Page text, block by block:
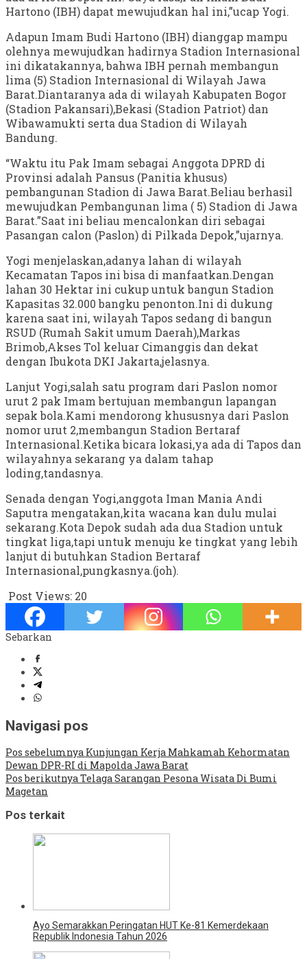
Hartono (IBH) dapat mewujudkan hal ini,”ucap Yogi.
Adapun Imam Budi Hartono (IBH) dianggap mampu
olehnya mewujudkan hadirnya Stadion Internasional
ini dikatakannya, bahwa IBH pernah membangun
lima (5) Stadion Internasional di Wilayah Jawa
Barat.Diantaranya ada di wilayah Kabupaten Bogor
(Stadion Pakansari),Bekasi (Stadion Patriot) dan
Wibawamukti serta dua Stadion di Wilayah
Bandung.
“Waktu itu Pak Imam sebagai Anggota DPRD di
Provinsi adalah Pansus (Panitia khusus)
pembangunan Stadion di Jawa Barat.Beliau berhasil
mewujudkan Pembangunan lima ( 5) Stadion di Jawa
Barat.”Saat ini beliau mencalonkan diri sebagai
Pasangan calon (Paslon) di Pilkada Depok,”ujarnya.
Yogi menjelaskan,adanya lahan di wilayah
Kecamatan Tapos ini bisa di manfaatkan.Dengan
lahan 30 Hektar ini cukup untuk bangun Stadion
Kapasitas 32.000 bangku penonton.Ini di dukung
karena saat ini, wilayah Tapos sedang di bangun
RSUD (Rumah Sakit umum Daerah),Markas
Brimob,Akses Tol keluar Cimanggis dan dekat
dengan Ibukota DKI Jakarta,jelasnya.
Lanjut Yogi,salah satu program dari Paslon nomor
urut 2 pak Imam bertujuan membangun lapangan
sepak bola.Kami mendorong khususnya dari Paslon
nomor urut 2,membangun Stadion Bertaraf
Internasional.Ketika bicara lokasi,ya ada di Tapos dan
wilayahnya sekarang ya dalam tahap
loding,tandasnya.
Senada dengan Yogi,anggota Iman Mania Andi
Saputra mengatakan,kita wacana kan dulu mulai
sekarang.Kota Depok sudah ada dua Stadion untuk
tingkat liga,tapi untuk menuju ke tingkat yang lebih
lanjut di butuhkan Stadion Bertaraf
Internasional,pungkasnya.(joh).
Post Views: 20
Sebarkan
Navigasi pos
Pos sebelumnya Kunjungan Kerja Mahkamah Kehormatan
Dewan DPR-RI di Mapolda Jawa Barat
Pos berikutnyaTelaga Sarangan Pesona Wisata Di Bumi
Magetan
Pos terkait
Ayo Semarakkan Peringatan HUT Ke-81 Kemerdekaan
Republik Indonesia Tahun 2026